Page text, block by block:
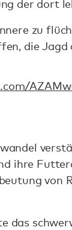
der dort
zu
die Jagd
ihre
von
das